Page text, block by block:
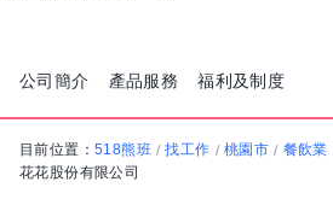
公司簡介 產品服務 福利及制度
目前位置： 518熊班 / 找工作 / 桃園市 / 餐飲業
花花股份有限公司